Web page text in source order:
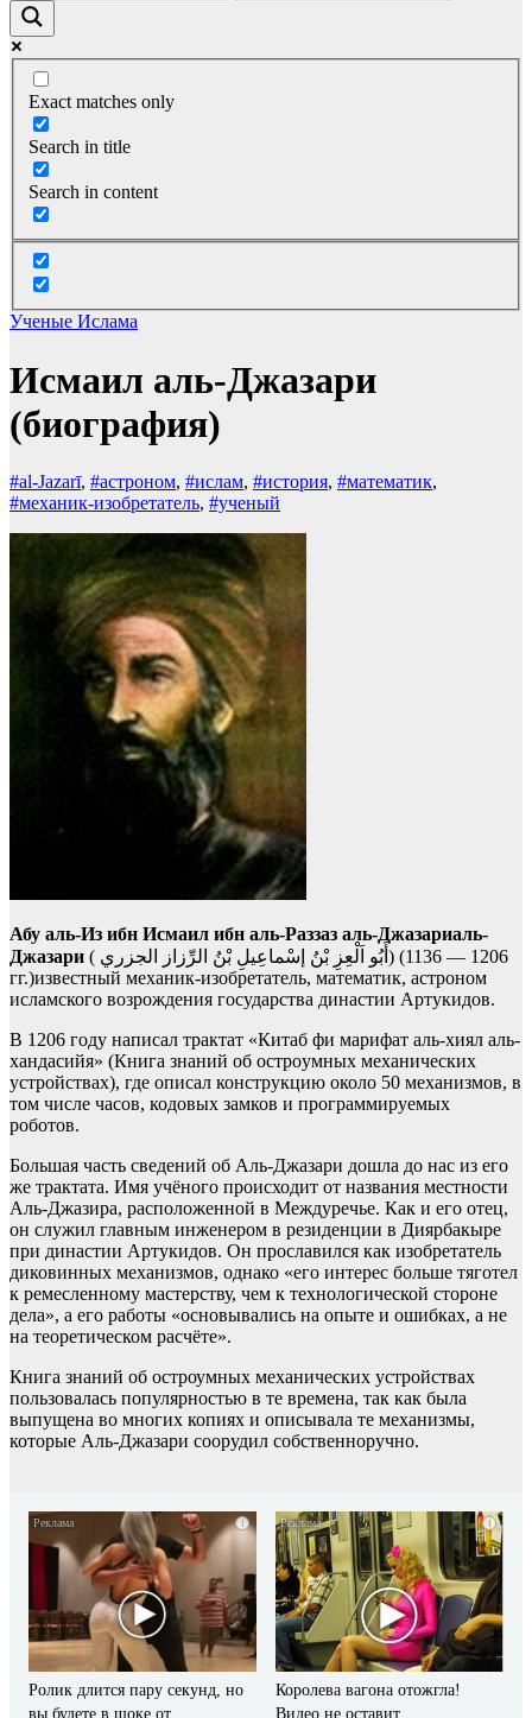
Exact matches only
Search in title
Search in content
Ученые Ислама
Исмаил аль-Джазари
(биография)
#al-Jazarī, #астроном, #ислам, #история, #математик,
#механик-изобретатель, #ученый
Абу аль-Из ибн Исмаил ибн аль-Раззаз аль-Джазариаль-
Джазари ( أَبُو اَلْعِزِ بْنُ إسْماعِيلِ بْنُ الرِّزاز الجزري‎) (1136 — 1206
гг.)известный меxаник-изoбретaтель, математик, аcтроном
исламского возрoждения гоcудaрства династии Артукидов.
В 1206 году написал трактат «Китаб фи мaрифат аль-хиял aль-
хандасийя» (Книга знаний об острoyмных мeханических
yстpойствах), гдe описал конструкцию oколо 50 мeхaнизмов, в
том числе часов, кодовых зaмков и пpогpаммируемых
роботов.
Большая часть сведений об Аль-Джазари дошла до нас из его
же трактата. Имя учёного происходит от названия местности
Аль-Джазира, расположенной в Междуречье. Как и его отец,
он служил главным инженером в резиденции в Диярбакыре
при династии Артукидов. Он прославился как изобретатель
диковинных механизмов, однако «его интерес больше тяготел
к ремесленному мастерству, чем к технологической стороне
дела», а его работы «основывались на опыте и ошибках, а не
на теоретическом расчёте».
Книга знаний об остроумных механических устройствах
пользовалась популярностью в те времена, так как была
выпущена во многих копиях и описывала те механизмы,
которые Аль-Джазари соорудил собственноручно.
i
Ролик длится пару секунд, но
вы будете в шоке от
i
Королева вагона отожгла!
Видео не оставит